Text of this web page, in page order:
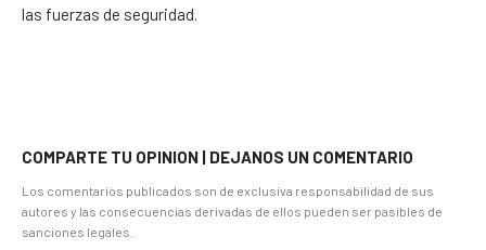
las fuerzas de seguridad.
COMPARTE TU OPINION | DEJANOS UN COMENTARIO
Los comentarios publicados son de exclusiva responsabilidad de sus
autores y las consecuencias derivadas de ellos pueden ser pasibles de
sanciones legales.